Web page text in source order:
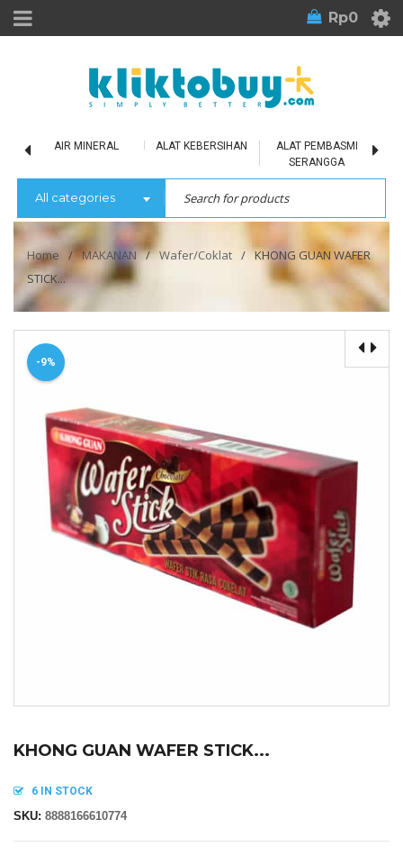
Rp0
AIR MINERAL ALAT KEBERSIHAN
ALAT PEMBASMI
SERANGGA
All categories
Home / MAKANAN / Wafer/Coklat / KHONG GUAN WAFER
STICK...
-9%
KHONG GUAN WAFER STICK...
6 IN STOCK
SKU: 8888166610774